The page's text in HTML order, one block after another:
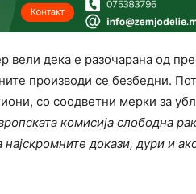
вели дека е разочарана од
производи се безбедни.
со соодветни мерки за
комисија слободна
докази, дури и